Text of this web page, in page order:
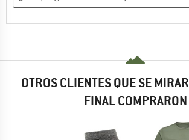
OTROS CLIENTES QUE SE
FINAL COMPRARON